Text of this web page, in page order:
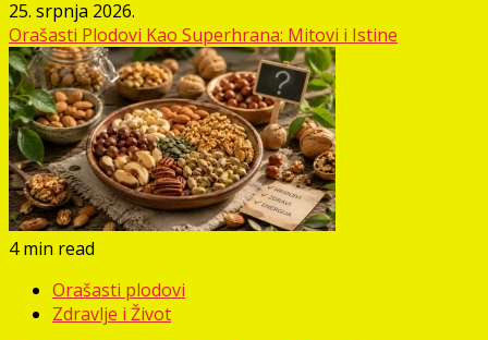
25. srpnja 2026.
Orašasti Plodovi Kao Superhrana: Mitovi i Istine
4 min read
Orašasti plodovi
Zdravlje i Život